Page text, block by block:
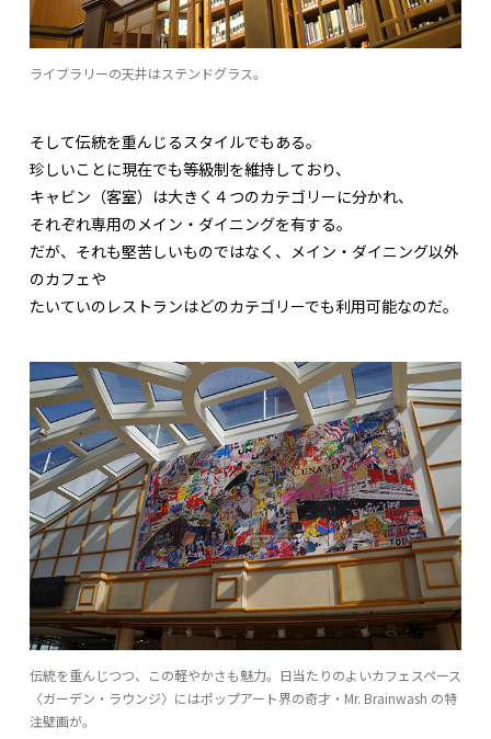
ライブラリーの天井はステンドグラス。
そして伝統を重んじるスタイルでもある。
珍しいことに現在でも等級制を維持しており、
キャビン（客室）は大きく４つのカテゴリーに分かれ、
それぞれ専用のメイン・ダイニングを有する。
だが、それも堅苦しいものではなく、メイン・ダイニング以外
のカフェや
たいていのレストランはどのカテゴリーでも利用可能なのだ。
伝統を重んじつつ、この軽やかさも魅力。日当たりのよいカフェスペース
〈ガーデン・ラウンジ〉にはポップアート界の奇才・Mr. Brainwash の特
注壁画が。